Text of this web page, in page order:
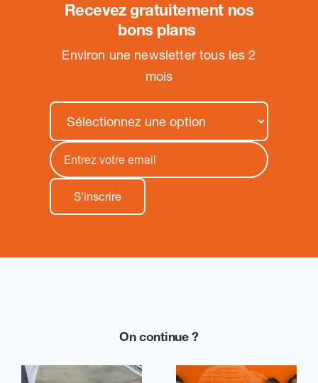
Recevez gratuitement nos
bons plans
Environ une newsletter tous les 2
mois
On continue ?